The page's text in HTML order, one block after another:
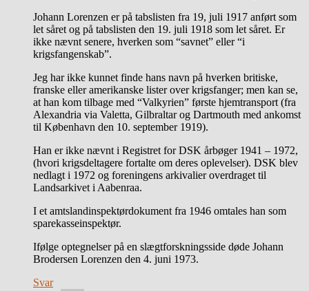
Johann Lorenzen er på tabslisten fra 19, juli 1917 anført som
let såret og på tabslisten den 19. juli 1918 som let såret. Er
ikke nævnt senere, hverken som “savnet” eller “i
krigsfangenskab”.
Jeg har ikke kunnet finde hans navn på hverken britiske,
franske eller amerikanske lister over krigsfanger; men kan se,
at han kom tilbage med “Valkyrien” første hjemtransport (fra
Alexandria via Valetta, Gilbraltar og Dartmouth med ankomst
til København den 10. september 1919).
Han er ikke nævnt i Registret for DSK årbøger 1941 – 1972,
(hvori krigsdeltagere fortalte om deres oplevelser). DSK blev
nedlagt i 1972 og foreningens arkivalier overdraget til
Landsarkivet i Aabenraa.
I et amtslandinspektørdokument fra 1946 omtales han som
sparekasseinspektør.
Ifølge optegnelser på en slægtforskningsside døde Johann
Brodersen Lorenzen den 4. juni 1973.
Svar